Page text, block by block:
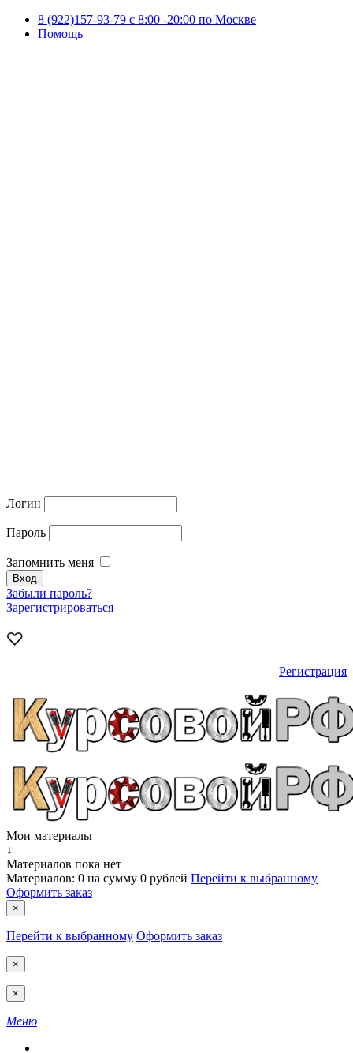
8 (922)157-93-79 c 8:00 -20:00 по Москве
Помощь
Логин
Пароль
Запомнить меня
Забыли пароль?
Зарегистрироваться
Регистрация
Мои материалы
↓
Материалов пока нет
Материалов: 0 на сумму 0 рублей Перейти к выбранному
Оформить заказ
×
Перейти к выбранному Оформить заказ
×
×
Меню